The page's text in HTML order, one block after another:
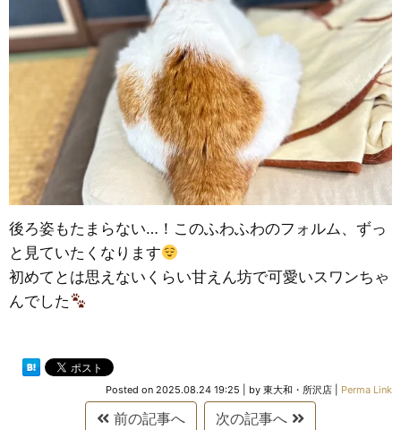
後ろ姿もたまらない…！このふわふわのフォルム、ずっ
と見ていたくなります
初めてとは思えないくらい甘えん坊で可愛いスワンちゃ
んでした
Posted on 2025.08.24 19:25 by 東大和・所沢店 Perma Link
前の記事へ 次の記事へ